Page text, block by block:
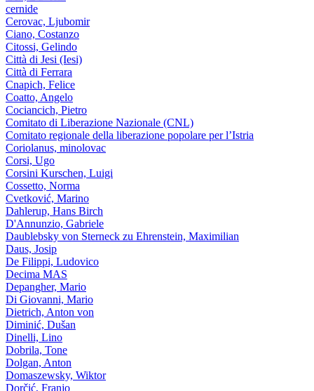
cernide
Cerovac, Ljubomir
Ciano, Costanzo
Citossi, Gelindo
Città di Jesi (Iesi)
Città di Ferrara
Cnapich, Felice
Coatto, Angelo
Cociancich, Pietro
Comitato di Liberazione Nazionale (CNL)
Comitato regionale della liberazione popolare per l’Istria
Coriolanus, minolovac
Corsi, Ugo
Corsini Kurschen, Luigi
Cossetto, Norma
Cvetković, Marino
Dahlerup, Hans Birch
D'Annunzio, Gabriele
Daublebsky von Sterneck zu Ehrenstein, Maximilian
Daus, Josip
De Filippi, Ludovico
Decima MAS
Depangher, Mario
Di Giovanni, Mario
Dietrich, Anton von
Diminić, Dušan
Dinelli, Lino
Dobrila, Tone
Dolgan, Anton
Domaszewsky, Wiktor
Dorčić, Franjo